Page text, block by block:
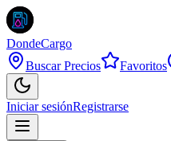
DondeCargo
Buscar Precios
Favoritos
Iniciar sesiónRegistrarse